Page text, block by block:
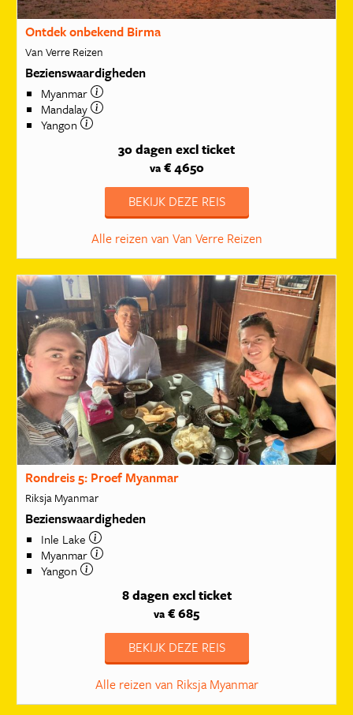
Ontdek onbekend Birma
Van Verre Reizen
Bezienswaardigheden
Myanmar
Mandalay
Yangon
30 dagen excl ticket
va€ 4650
BEKIJK DEZE REIS
Alle reizen van Van Verre Reizen
Rondreis 5: Proef Myanmar
Riksja Myanmar
Bezienswaardigheden
Inle Lake
Myanmar
Yangon
8 dagen excl ticket
va € 685
BEKIJK DEZE REIS
Alle reizen van Riksja Myanmar